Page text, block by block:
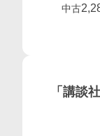
中古
「 講談